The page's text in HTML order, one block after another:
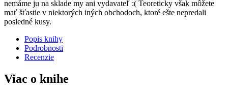
nemáme ju na sklade my ani vydavateľ :( Teoreticky však môžete
mať šťastie v niektorých iných obchodoch, ktoré ešte nepredali
posledné kusy.
Popis knihy
Podrobnosti
Recenzie
Viac o knihe